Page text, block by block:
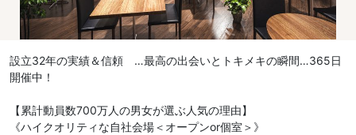
設立32年の実績＆信頼 …最高の出会いとトキメキの瞬間…365日
開催中！
【累計動員数700万人の男女が選ぶ人気の理由】
《ハイクオリティな自社会場＜オープンor個室＞》